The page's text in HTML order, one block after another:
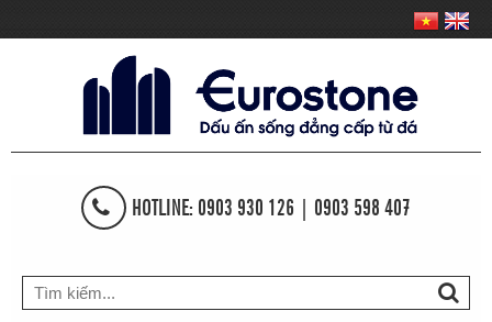
HOTLINE: 0903 930 126 | 0903 598 407